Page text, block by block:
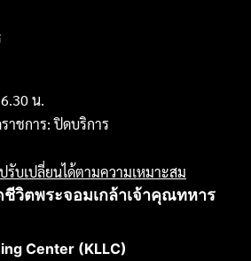
น.
าชการ: ปิดบริการ
รับเปลี่ยนได้ตามความเหมาะสม
วิตพระจอมเกล้าเจ้าคุณทหาร
Center (KLLC)